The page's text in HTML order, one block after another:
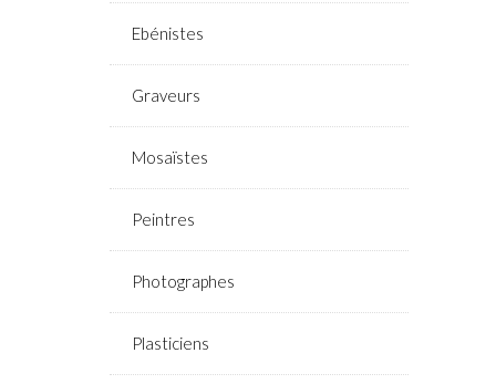
Ebénistes
Graveurs
Mosaïstes
Peintres
Photographes
Plasticiens